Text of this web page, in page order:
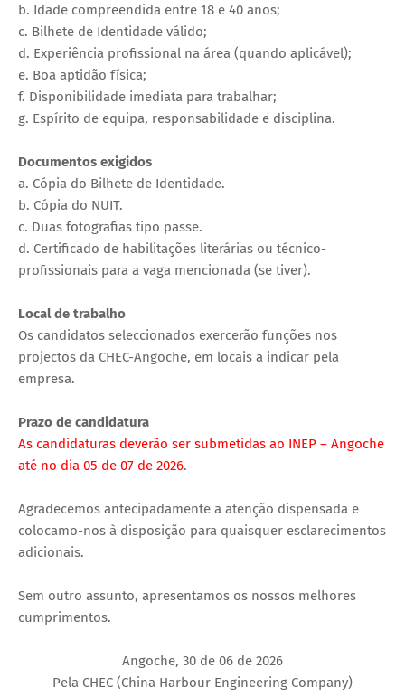
‎b. Idade compreendida entre 18 e 40 anos;
‎c. Bilhete de Identidade válido;
‎d. Experiência profissional na área (quando aplicável);
‎e. Boa aptidão física;
‎f. Disponibilidade imediata para trabalhar;
‎g. Espírito de equipa, responsabilidade e disciplina.
Documentos exigidos
‎a. Cópia do Bilhete de Identidade.
‎b. Cópia do NUIT.
‎c. Duas fotografias tipo passe.
‎d. Certificado de habilitações literárias ou técnico-
profissionais para a vaga mencionada (se tiver).
Local de trabalho
‎Os candidatos seleccionados exercerão funções nos
projectos da CHEC-Angoche, em locais a indicar pela
empresa.
Prazo de candidatura
‎As candidaturas deverão ser submetidas ao INEP – Angoche
até no dia 05 de 07 de 2026.
‎Agradecemos antecipadamente a atenção dispensada e
colocamo-nos à disposição para quaisquer esclarecimentos
adicionais.
Sem outro assunto, apresentamos os nossos melhores
cumprimentos.
Angoche, 30 de 06 de 2026
‎Pela CHEC (China Harbour Engineering Company)